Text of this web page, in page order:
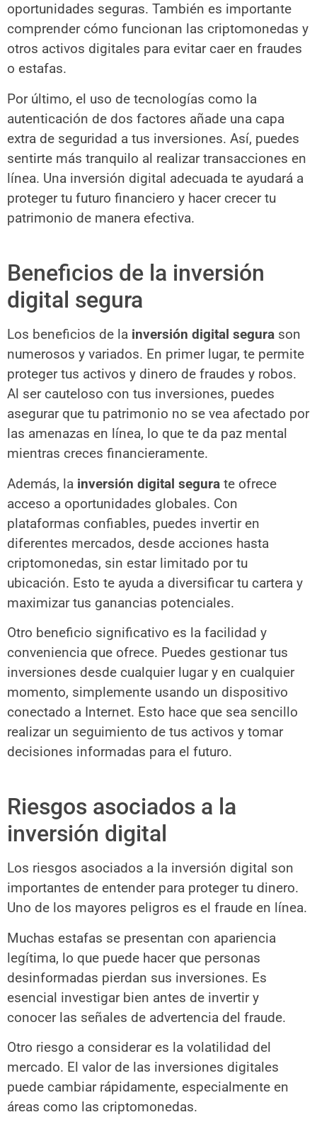
oportunidades seguras. También es importante
comprender cómo funcionan las criptomonedas y
otros activos digitales para evitar caer en fraudes
o estafas.
Por último, el uso de tecnologías como la
autenticación de dos factores añade una capa
extra de seguridad a tus inversiones. Así, puedes
sentirte más tranquilo al realizar transacciones en
línea. Una inversión digital adecuada te ayudará a
proteger tu futuro financiero y hacer crecer tu
patrimonio de manera efectiva.
Beneficios de la inversión
digital segura
Los beneficios de la inversión digital segura son
numerosos y variados. En primer lugar, te permite
proteger tus activos y dinero de fraudes y robos.
Al ser cauteloso con tus inversiones, puedes
asegurar que tu patrimonio no se vea afectado por
las amenazas en línea, lo que te da paz mental
mientras creces financieramente.
Además, la inversión digital segura te ofrece
acceso a oportunidades globales. Con
plataformas confiables, puedes invertir en
diferentes mercados, desde acciones hasta
criptomonedas, sin estar limitado por tu
ubicación. Esto te ayuda a diversificar tu cartera y
maximizar tus ganancias potenciales.
Otro beneficio significativo es la facilidad y
conveniencia que ofrece. Puedes gestionar tus
inversiones desde cualquier lugar y en cualquier
momento, simplemente usando un dispositivo
conectado a Internet. Esto hace que sea sencillo
realizar un seguimiento de tus activos y tomar
decisiones informadas para el futuro.
Riesgos asociados a la
inversión digital
Los riesgos asociados a la inversión digital son
importantes de entender para proteger tu dinero.
Uno de los mayores peligros es el fraude en línea.
Muchas estafas se presentan con apariencia
legítima, lo que puede hacer que personas
desinformadas pierdan sus inversiones. Es
esencial investigar bien antes de invertir y
conocer las señales de advertencia del fraude.
Otro riesgo a considerar es la volatilidad del
mercado. El valor de las inversiones digitales
puede cambiar rápidamente, especialmente en
áreas como las criptomonedas.